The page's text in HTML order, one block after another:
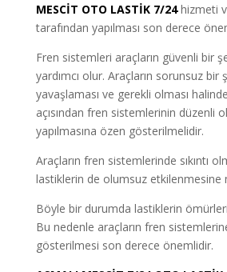
MESCİT OTO LASTİK 7/24hizmeti
tarafından yapılması son derece
Fren sistemleri araçların güvenli bir
yardımcı olur. Araçların sorunsuz bir
yavaşlaması ve gerekli olması
açısından fren sistemlerinin düzenli
yapılmasına özen gösterilmelidir.
Araçların fren sistemlerinde sıkıntı
lastiklerin de olumsuz etkilenmesine
Böyle bir durumda lastiklerin
Bu nedenle araçların fren
gösterilmesi son derece önemlidir.